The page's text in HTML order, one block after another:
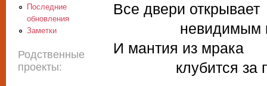
Все двери открывает
невидимым
И мантия из мрака
клубится за
Последние
обновления
Заметки
Родственные
проекты: